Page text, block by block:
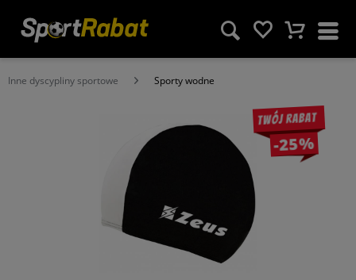
Inne dyscypliny sportowe Sporty wodne
Twój rabat
-25%